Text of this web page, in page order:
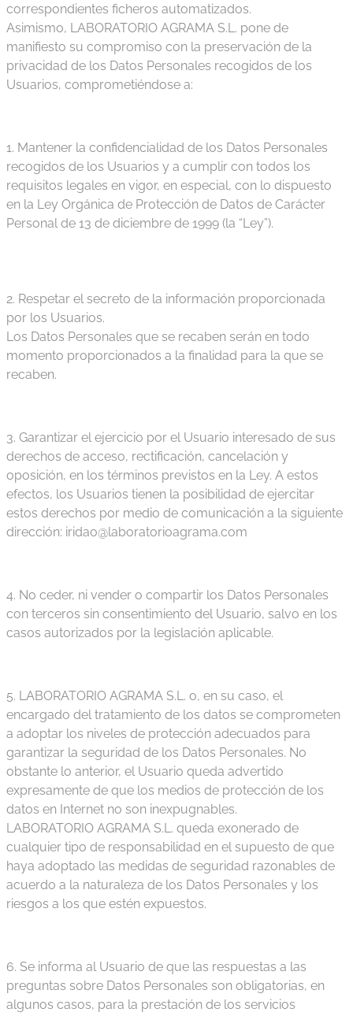
correspondientes ficheros automatizados.
Asimismo, LABORATORIO AGRAMA S.L. pone de
manifiesto su compromiso con la preservación de la
privacidad de los Datos Personales recogidos de los
Usuarios, comprometiéndose a:
1. Mantener la confidencialidad de los Datos Personales
recogidos de los Usuarios y a cumplir con todos los
requisitos legales en vigor, en especial, con lo dispuesto
en la Ley Orgánica de Protección de Datos de Carácter
Personal de 13 de diciembre de 1999 (la “Ley”).
2. Respetar el secreto de la información proporcionada
por los Usuarios.
Los Datos Personales que se recaben serán en todo
momento proporcionados a la finalidad para la que se
recaben.
3. Garantizar el ejercicio por el Usuario interesado de sus
derechos de acceso, rectificación, cancelación y
oposición, en los términos previstos en la Ley. A estos
efectos, los Usuarios tienen la posibilidad de ejercitar
estos derechos por medio de comunicación a la siguiente
dirección: iridao@laboratorioagrama.com
4. No ceder, ni vender o compartir los Datos Personales
con terceros sin consentimiento del Usuario, salvo en los
casos autorizados por la legislación aplicable.
5. LABORATORIO AGRAMA S.L. o, en su caso, el
encargado del tratamiento de los datos se comprometen
a adoptar los niveles de protección adecuados para
garantizar la seguridad de los Datos Personales. No
obstante lo anterior, el Usuario queda advertido
expresamente de que los medios de protección de los
datos en Internet no son inexpugnables.
LABORATORIO AGRAMA S.L. queda exonerado de
cualquier tipo de responsabilidad en el supuesto de que
haya adoptado las medidas de seguridad razonables de
acuerdo a la naturaleza de los Datos Personales y los
riesgos a los que estén expuestos.
6. Se informa al Usuario de que las respuestas a las
preguntas sobre Datos Personales son obligatorias, en
algunos casos, para la prestación de los servicios